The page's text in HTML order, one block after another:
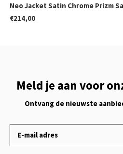
Neo Jacket Satin Chrome Prizm
€214,00
Meld je aan voor
Ontvang de nieuwste